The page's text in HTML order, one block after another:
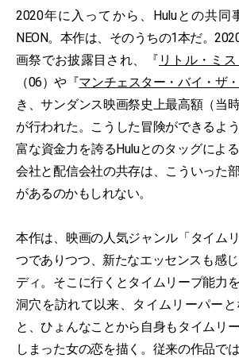
2020年に入ってから、Huluとの共同
NEON。本作は、そのうちの1本だ。
画祭でお披露目され、『 リトル・ミ
（06）や『マンチェスター・バイ・ザ
き、サンダンス映画祭史上最高額（当
が行われた。こうした冒険ができるよ
富な資金力を誇るHuluとのタッグによ
会社と配信会社の共存は、こういった
があるのかもしれない。
本作は、映画の人気ジャンル「タイム
つでありつつ、新たなエッセンスも感
ディ。そこに行くとタイムリープ能力
洞穴を訪れて以来、タイムリーパー
と、ひょんなことから自身もタイムリ
しまった女の恋を描く。従来の作品で